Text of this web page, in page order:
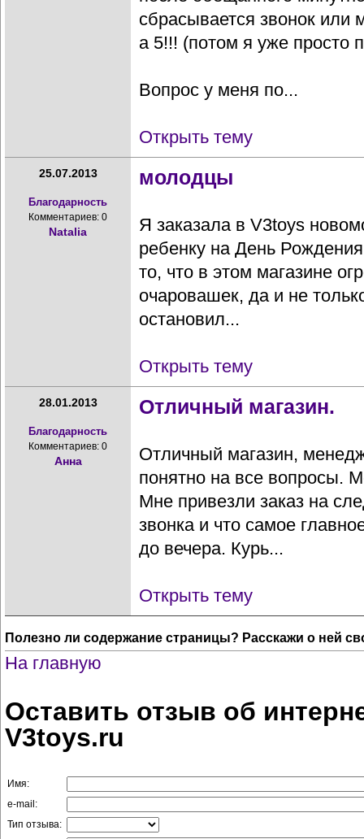
сбрасывается звонок или
а 5!!! (потом я уже просто
Вопрос у меня по...
Открыть тему
25.07.2013
Благодарность
Комментариев: 0
Natalia
молодцы
Я заказала в V3toys
ребенку на День
то, что в этом магазине
очаровашек, да и не
остановил...
Открыть тему
28.01.2013
Благодарность
Комментариев: 0
Анна
Отличный магазин.
Отличный магазин,
понятно на все вопросы.
Мне привезли заказ на
звонка и что самое
до вечера. Курь...
Открыть тему
Полезно ли содержание страницы? Расскажи о ней
На главную
Оставить отзыв об
V3toys.ru
Имя:
e-mail:
Тип отзыва: